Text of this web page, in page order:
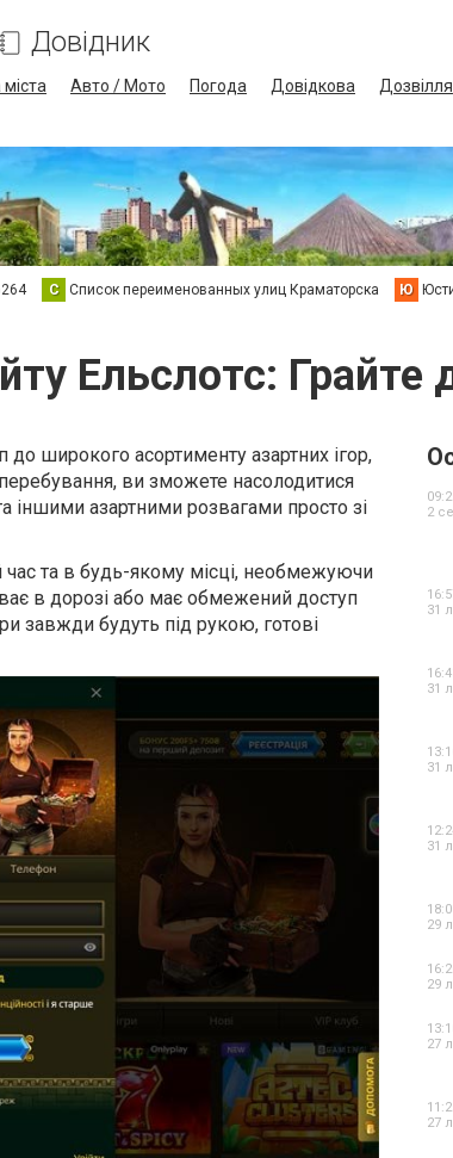
Довідник
Авто / Мото Погода Довідкова
Дозвілля
С Список переименованных улиц Краматорска Ю
Ельcлотс: Грайте
до широкого асортименту азартних ігор,
ви зможете насолодитися
азартними розвагами просто зі
та в будь-якому місці, необмежуючи
в дорозі або має обмежений доступ
завжди будуть під рукою, готові
2
31
31
31
31
29
29
27
27